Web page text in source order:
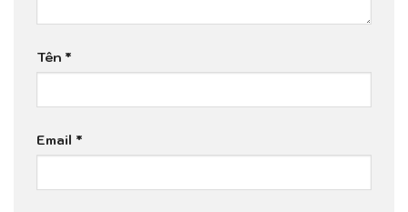
Tên *
Email *